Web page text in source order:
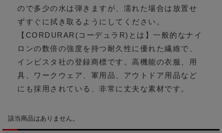
ので多少の水は弾きますが、濡れた場合は放置せ
ずすぐに拭き取るようにしてください。
【CORDURAR(コーデュラR)とは】一般的なナイ
ロンの数倍の強度を持つ耐久性に優れた繊維で、
インビスタ社の登録商標です。高機能の衣服、用
具、ワークウェア、軍用品、アウトドア用品など
にも採用されている、非常に丈夫な素材です。
該当商品はありません。